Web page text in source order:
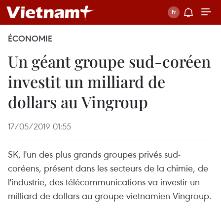
ÉCONOMIE
Un géant groupe sud-coréen
investit un milliard de
dollars au Vingroup
17/05/2019 01:55
SK, l'un des plus grands groupes privés sud-
coréens, présent dans les secteurs de la chimie, de
l'industrie, des télécommunications va investir un
milliard de dollars au groupe vietnamien Vingroup.